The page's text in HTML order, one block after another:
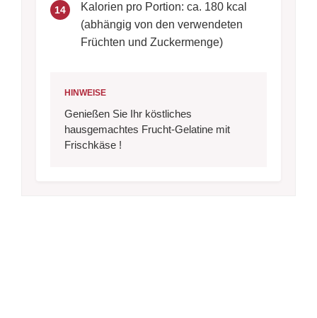
14
Kalorien pro Portion: ca. 180 kcal
(abhängig von den verwendeten
Früchten und Zuckermenge)
HINWEISE
Genießen Sie Ihr köstliches
hausgemachtes Frucht-Gelatine mit
Frischkäse !